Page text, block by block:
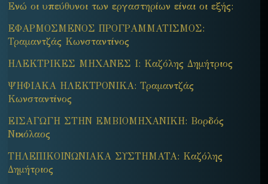
Ενώ οι υπεύθυνοι των εργαστηρίων είναι οι εξής:
ΕΦΑΡΜΟΣΜΕΝΟΣ ΠΡΟΓΡΑΜΜΑΤΙΣΜΟΣ:
Τραμαντζάς Κωνσταντίνος
ΗΛΕΚΤΡΙΚΕΣ ΜΗΧΑΝΕΣ Ι: Καζόλης Δημήτριος
ΨΗΦΙΑΚΑ ΗΛΕΚΤΡΟΝΙΚΑ: Τραμαντζάς
Κωνσταντίνος
ΕΙΣΑΓΩΓΗ ΣΤΗΝ ΕΜΒΙΟΜΗΧΑΝΙΚΗ: Βορδός
Νικόλαος
ΤΗΛΕΠΙΚΟΙΝΩΝΙΑΚΑ ΣΥΣΤΗΜΑΤΑ: Καζόλης
Δημήτριος